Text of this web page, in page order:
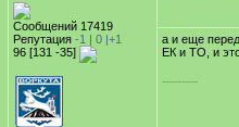
Сообщений 17419
Репутация -1 | 0 |+1
96 [131 -35]
а и еще
ЕК и ТО, и
-----------